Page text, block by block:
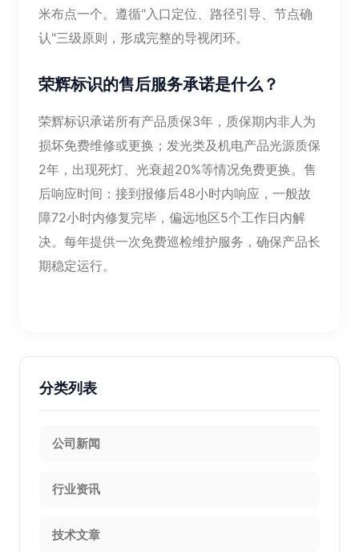
米布点一个。遵循"入口定位、路径引导、节点确
认"三级原则，形成完整的导视闭环。
荣辉标识的售后服务承诺是什么？
荣辉标识承诺所有产品质保3年，质保期内非人为
损坏免费维修或更换；发光类及机电产品光源质保
2年，出现死灯、光衰超20%等情况免费更换。售
后响应时间：接到报修后48小时内响应，一般故
障72小时内修复完毕，偏远地区5个工作日内解
决。每年提供一次免费巡检维护服务，确保产品长
期稳定运行。
分类列表
公司新闻
行业资讯
技术文章